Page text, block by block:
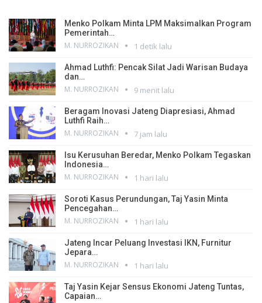
Menko Polkam Minta LPM Maksimalkan Program
Pemerintah…
M. NURROZIKAN 1 detik lalu
Ahmad Luthfi: Pencak Silat Jadi Warisan Budaya
dan…
M. NURROZIKAN 9 menit lalu
Beragam Inovasi Jateng Diapresiasi, Ahmad
Luthfi Raih…
M. NURROZIKAN 7 jam lalu
Isu Kerusuhan Beredar, Menko Polkam Tegaskan
Indonesia…
M. NURROZIKAN 1 hari lalu
Soroti Kasus Perundungan, Taj Yasin Minta
Pencegahan…
M. NURROZIKAN 1 hari lalu
Jateng Incar Peluang Investasi IKN, Furnitur
Jepara…
M. NURROZIKAN 1 hari lalu
Taj Yasin Kejar Sensus Ekonomi Jateng Tuntas,
Capaian…